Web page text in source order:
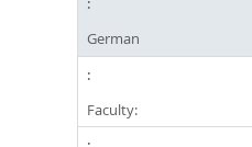
German
Faculty: